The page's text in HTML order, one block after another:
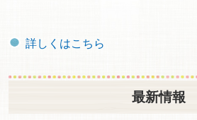
詳しくはこちら
最新情報